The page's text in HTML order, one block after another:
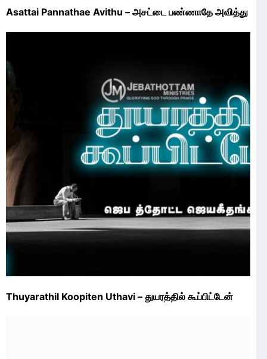
Asattai Pannathae Avithu – அசட்டை பண்ணாதே அவித்து
Thuyarathil Koopiten Uthavi – துயரத்தில் கூப்பிட்டேன்